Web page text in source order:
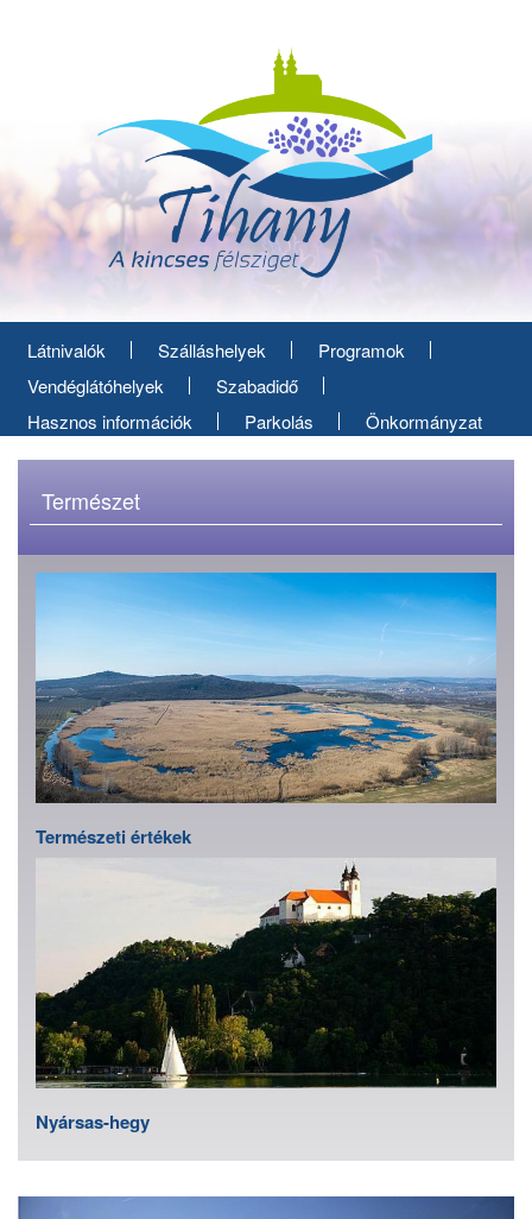
Látnivalók Szálláshelyek
Programok
Vendéglátóhelyek
Szabadidő
Hasznos információk
Parkolás Önkormányzat
Természet
Természeti értékek
Nyársas-hegy